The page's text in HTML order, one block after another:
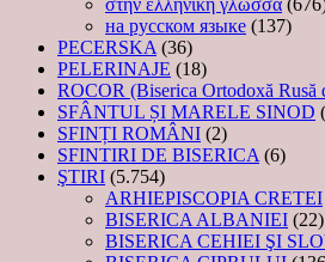
στην ελληνική γλώσσα
на русском языке (137)
PECERSKA (36)
PELERINAJE (18)
ROCOR (Biserica Ortodoxă Rusă
SFÂNTUL ȘI MARELE SINOD
SFINȚI ROMÂNI (2)
SFINTIRI DE BISERICA (6)
ŞTIRI (5.754)
ARHIEPISCOPIA CRETEI
BISERICA ALBANIEI (22)
BISERICA CEHIEI ŞI